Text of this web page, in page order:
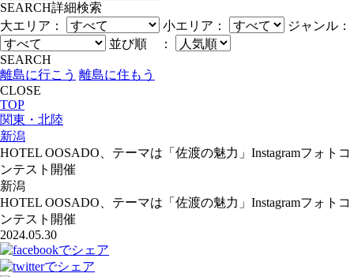
SEARCH詳細検索
大エリア：
小エリア：
ジャンル：
並び順 ：
SEARCH
離島に行こう 離島に住もう
CLOSE
TOP
関東・北陸
新潟
HOTEL OOSADO、テーマは「佐渡の魅力」Instagramフォトコ
ンテスト開催
新潟
HOTEL OOSADO、テーマは「佐渡の魅力」Instagramフォトコ
ンテスト開催
2024.05.30